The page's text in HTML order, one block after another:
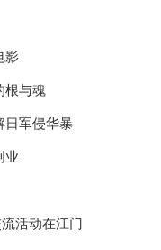
影
根与魂
日军侵华暴
业
活动在江门